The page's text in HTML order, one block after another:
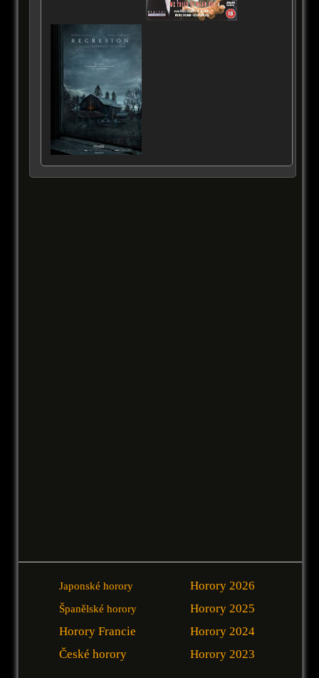
Japonské horory
Španělské horory
Horory Francie
České horory
Horory 2026
Horory 2025
Horory 2024
Horory 2023